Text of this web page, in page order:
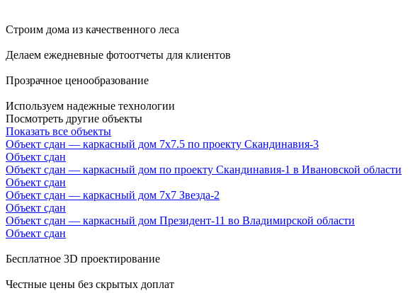
Строим дома из качественного леса
Делаем ежедневные фотоотчеты для клиентов
Прозрачное ценообразование
Используем надежные технологии
Посмотреть другие объекты
Показать все объекты
Объект сдан — каркасный дом 7х7.5 по проекту Скандинавия-3
Объект сдан
Объект сдан — каркасный дом по проекту Скандинавия-1 в Ивановской области
Объект сдан
Объект сдан — каркасный дом 7х7 Звезда-2
Объект сдан
Объект сдан — каркасный дом Президент-11 во Владимирской области
Объект сдан
Бесплатное 3D проектирование
Честные цены без скрытых доплат